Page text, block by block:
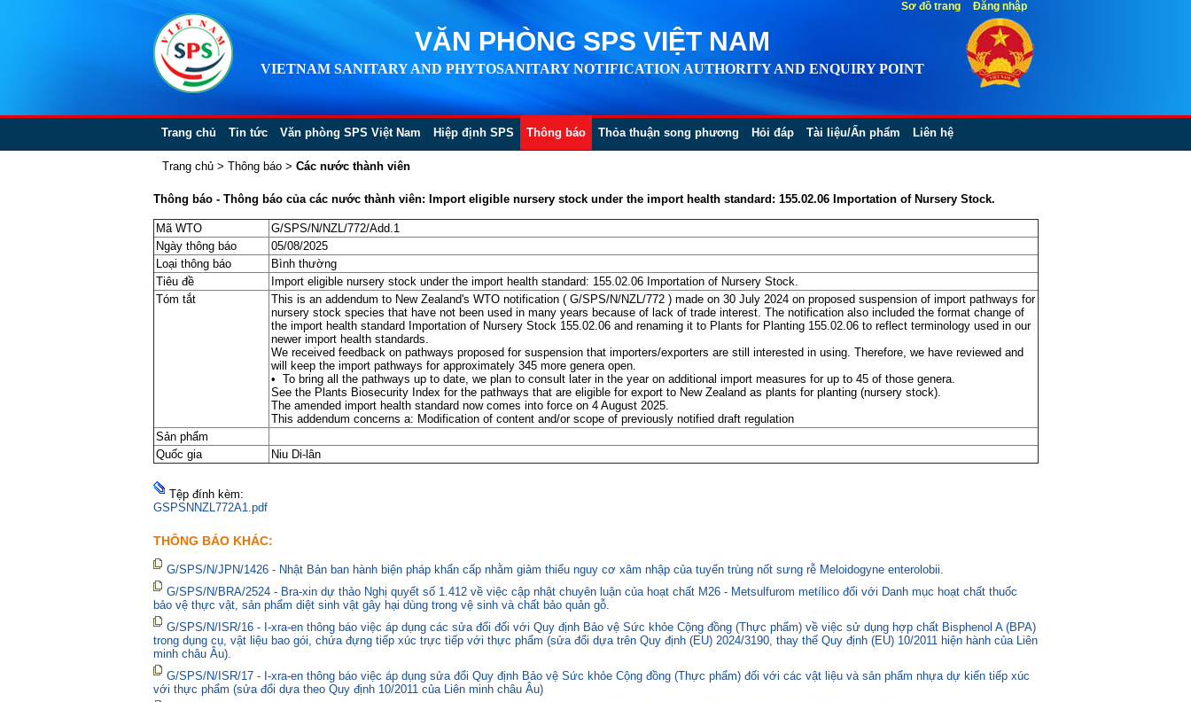
VĂN PHÒNG SPS VIỆT NAM
VIETNAM SANITARY AND PHYTOSANITARY NOTIFICATION AUTHORITY AND ENQUIRY POINT
Trang chủ Tin tức Văn phòng SPS Việt Nam Hiệp định SPS Thông báo Thỏa thuận song phương Hỏi đáp Tài liệu/Ấn phẩm Liên hệ
Trang chủ> Thông báo> Các nước thành viên
Thông báo - Thông báo của các nước thành viên: Import eligible nursery stock under the import health standard: 155.02.06 Importation of Nursery Stock.
Mã WTO
G/SPS/N/NZL/772/Add.1
Ngày thông báo
05/08/2025
Loại thông báo
Bình thường
Tiêu đề
Import eligible nursery stock under the import health standard: 155.02.06 Importation of Nursery Stock.
Tóm tắt
This is an addendum to New Zealand's WTO notification ( G/SPS/N/NZL/772 ) made on 30 July 2024 on proposed suspension of import pathways for
nursery stock species that have not been used in many years because of lack of trade interest. The notification also included the format change of
the import health standard Importation of Nursery Stock 155.02.06 and renaming it to Plants for Planting 155.02.06 to reflect terminology used in our
newer import health standards.
We received feedback on pathways proposed for suspension that importers/exporters are still interested in using. Therefore, we have reviewed and
will keep the import pathways for approximately 345 more genera open.
• To bring all the pathways up to date, we plan to consult later in the year on additional import measures for up to 45 of those genera.
See the Plants Biosecurity Index for the pathways that are eligible for export to New Zealand as plants for planting (nursery stock).
The amended import health standard now comes into force on 4 August 2025.
This addendum concerns a: Modification of content and/or scope of previously notified draft regulation
Sản phẩm
Quốc gia
Niu Di-lân
Tệp đính kèm:
GSPSNNZL772A1.pdf
THÔNG BÁO KHÁC:
G/SPS/N/JPN/1426 - Nhật Bản ban hành biện pháp khẩn cấp nhằm giảm thiểu nguy cơ xâm nhập của tuyến trùng nốt sưng rễ Meloidogyne enterolobii.
G/SPS/N/BRA/2524 - Bra-xin dự thảo Nghị quyết số 1.412 về việc cập nhật chuyên luận của hoạt chất M26 - Metsulfurom metílico đối với Danh mục hoạt chất thuốc
bảo vệ thực vật, sản phẩm diệt sinh vật gây hại dùng trong vệ sinh và chất bảo quản gỗ.
G/SPS/N/ISR/16 - I-xra-en thông báo việc áp dụng các sửa đổi đối với Quy định Bảo vệ Sức khỏe Cộng đồng (Thực phẩm) về việc sử dụng hợp chất Bisphenol A (BPA)
trong dụng cụ, vật liệu bao gói, chứa đựng tiếp xúc trực tiếp với thực phẩm (sửa đổi dựa trên Quy định (EU) 2024/3190, thay thế Quy định (EU) 10/2011 hiện hành của Liên
minh châu Âu).
G/SPS/N/ISR/17 - I-xra-en thông báo việc áp dụng sửa đổi Quy định Bảo vệ Sức khỏe Cộng đồng (Thực phẩm) đối với các vật liệu và sản phẩm nhựa dự kiến tiếp xúc
với thực phẩm (sửa đổi dựa theo Quy định 10/2011 của Liên minh châu Âu)
Sơ đồ trang Đăng nhập